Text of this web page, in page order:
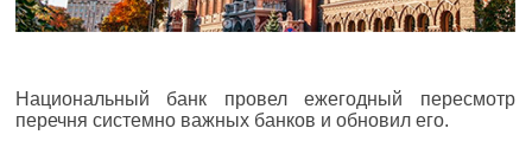
Национальный банк провел ежегодный пересмотр
перечня системно важных банков и обновил его.